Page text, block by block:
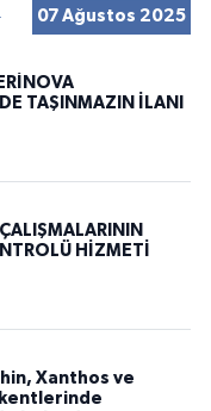
07 Ağustos 2025
TAŞINMAZIN İLANI
HİZMETİ
Xanthos ve